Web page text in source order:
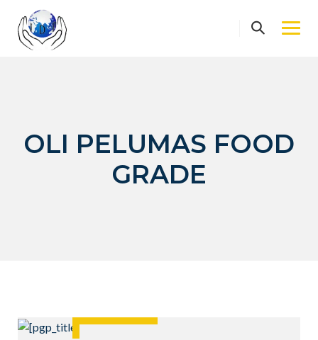
content
OLI PELUMAS FOOD
GRADE